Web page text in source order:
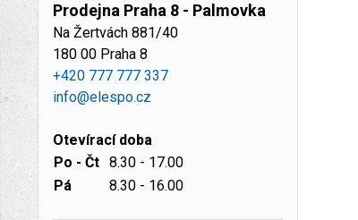
Prodejna Praha 8 - Palmovka
Na Žertvách 881/40
180 00 Praha 8
+420 777 777 337
info@elespo.cz
Otevírací doba
Po - Čt 8.30 - 17.00
Pá
8.30 - 16.00